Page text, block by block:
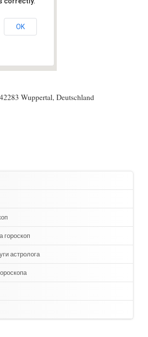
OK
Wuppertal, Deutschland
гороскоп
астролога